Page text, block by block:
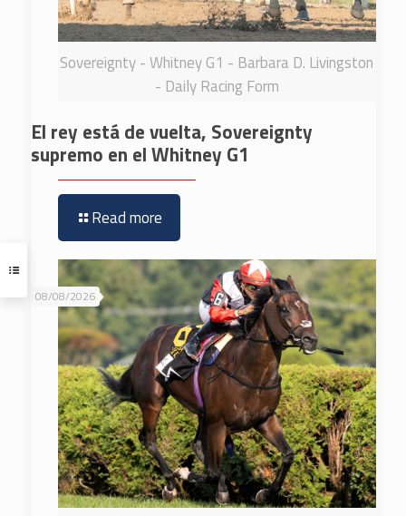
Sovereignty - Whitney G1 - Barbara D. Livingston
- Daily Racing Form
El rey está de vuelta, Sovereignty
supremo en el Whitney G1
Read more
08/08/2026